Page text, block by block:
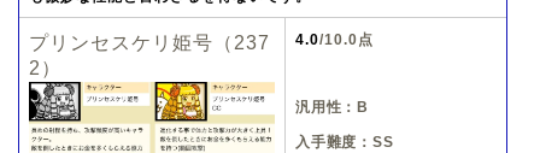
プリンセスケリ姫号（237
2）
4.0/10.0点
汎用性：B
入手難度：SS